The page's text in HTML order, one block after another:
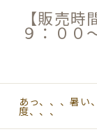
【販売時
９：００
あっ、、、暑
度、、、